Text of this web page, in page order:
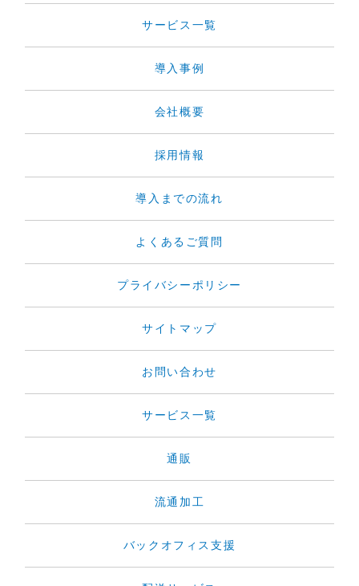
サービス一覧
導入事例
会社概要
採用情報
導入までの流れ
よくあるご質問
プライバシーポリシー
サイトマップ
お問い合わせ
サービス一覧
通販
流通加工
バックオフィス支援